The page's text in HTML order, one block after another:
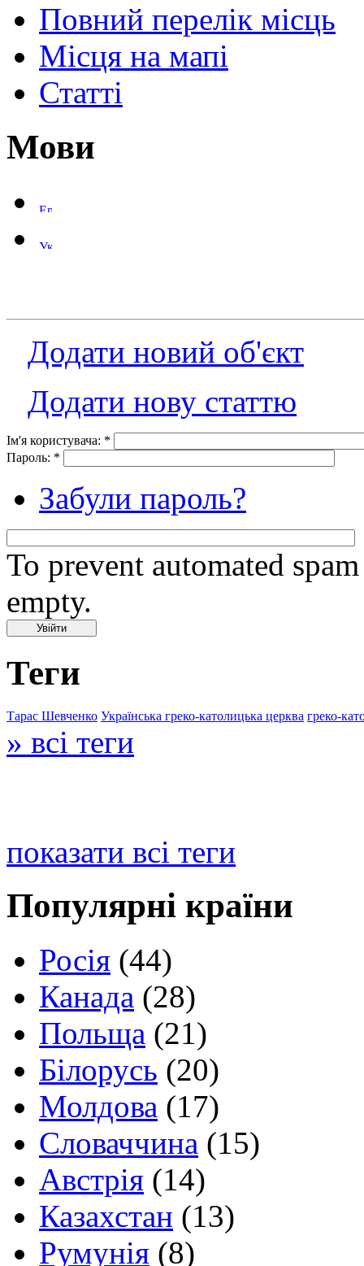
Повний перелік місць
Місця на мапі
Статті
Мови
Додати новий об'єкт
Додати нову статтю
Ім'я користувача: *
Пароль: *
Забули пароль?
To prevent automated
empty.
Теги
Тарас Шевченко Українська греко-католицька церква греко-
» всі теги
показати всі теги
Популярні країни
Росія (44)
Канада (28)
Польща (21)
Білорусь (20)
Молдова (17)
Словаччина (15)
Австрія (14)
Казахстан (13)
Румунія (8)